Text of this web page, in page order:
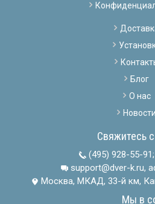
Блог
О нас
Новости
Свяжитесь
(495) 928-55-91;
support@dver-k.ru,
Москва, МКАД, 33-й км,
Мы в